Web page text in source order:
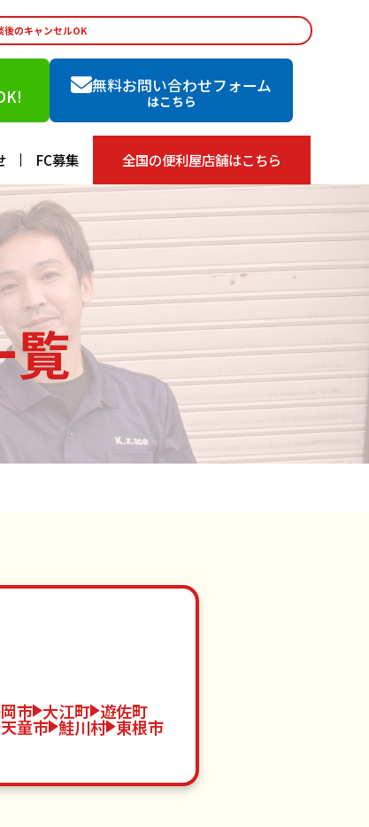
後のキャンセルOK
無料お問い合わせフォーム
はこちら
FC募集 全国の便利屋店舗はこちら
市 大江町 遊佐町
天童市 鮭川村 東根市